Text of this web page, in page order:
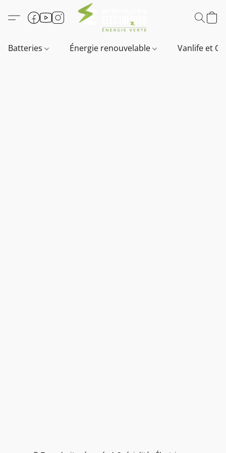
Batteries Énergie renouvelable Vanlife et